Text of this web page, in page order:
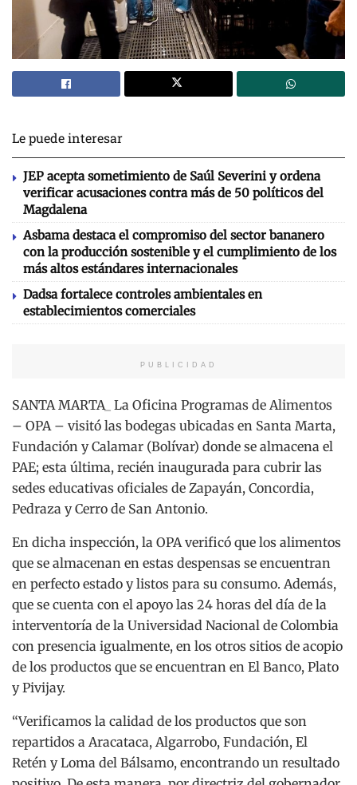
Le puede interesar
JEP acepta sometimiento de Saúl Severini y ordena
verificar acusaciones contra más de 50 políticos del
Magdalena
Asbama destaca el compromiso del sector bananero
con la producción sostenible y el cumplimiento de los
más altos estándares internacionales
Dadsa fortalece controles ambientales en
establecimientos comerciales
PUBLICIDAD
SANTA MARTA_ La Oficina Programas de Alimentos
– OPA – visitó las bodegas ubicadas en Santa Marta,
Fundación y Calamar (Bolívar) donde se almacena el
PAE; esta última, recién inaugurada para cubrir las
sedes educativas oficiales de Zapayán, Concordia,
Pedraza y Cerro de San Antonio.
En dicha inspección, la OPA verificó que los alimentos
que se almacenan en estas despensas se encuentran
en perfecto estado y listos para su consumo. Además,
que se cuenta con el apoyo las 24 horas del día de la
interventoría de la Universidad Nacional de Colombia
con presencia igualmente, en los otros sitios de acopio
de los productos que se encuentran en El Banco, Plato
y Pivijay.
“Verificamos la calidad de los productos que son
repartidos a Aracataca, Algarrobo, Fundación, El
Retén y Loma del Bálsamo, encontrando un resultado